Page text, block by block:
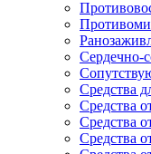
Сердечно-
Средства
Средства
Средства
Средства